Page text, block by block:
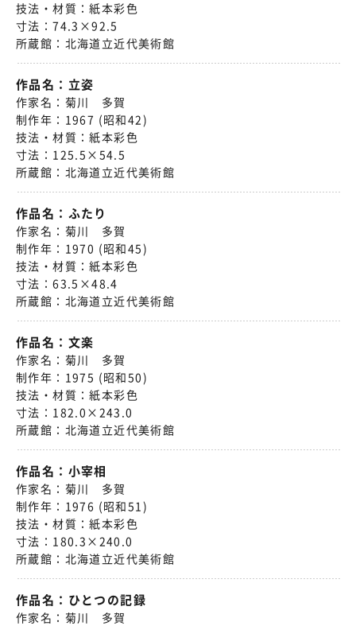
技法・材質：紙本彩色
寸法：74.3×92.5
所蔵館： 北海道立近代美術館
作品名： 立姿
作家名： 菊川 多賀
制作年： 1967 (昭和42)
技法・材質：紙本彩色
寸法： 125.5×54.5
所蔵館： 北海道立近代美術館
作品名： ふたり
作家名： 菊川 多賀
制作年： 1970 (昭和45)
技法・材質：紙本彩色
寸法：63.5×48.4
所蔵館： 北海道立近代美術館
作品名： 文楽
作家名： 菊川 多賀
制作年： 1975 (昭和50)
技法・材質：紙本彩色
寸法： 182.0×243.0
所蔵館： 北海道立近代美術館
作品名： 小宰相
作家名： 菊川 多賀
制作年： 1976 (昭和51)
技法・材質：紙本彩色
寸法： 180.3×240.0
所蔵館： 北海道立近代美術館
作品名： ひとつの記録
作家名： 菊川 多賀